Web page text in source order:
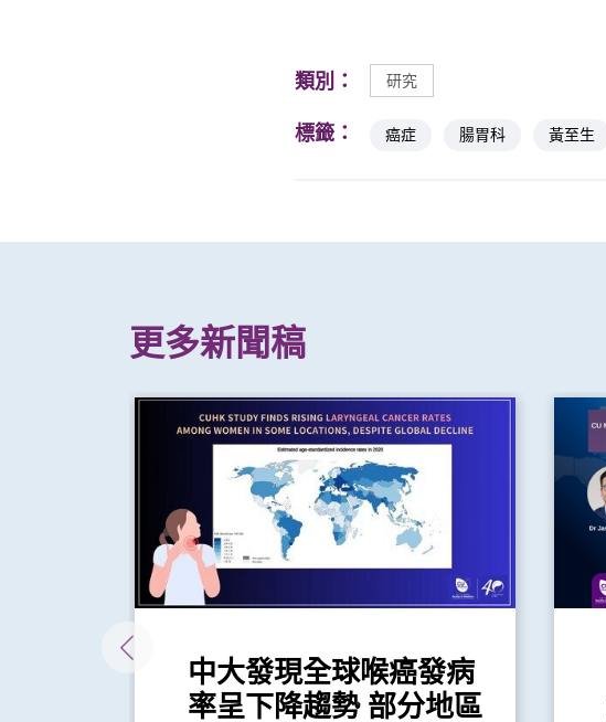
類別： 研究
標籤： 癌症 腸胃科 黃至生
更多新聞稿
中大發現全球喉癌發病
率呈下降趨勢 部分地區